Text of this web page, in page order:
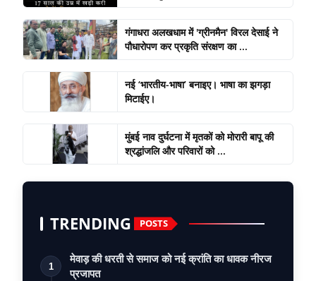
गंगाधरा अलखधाम में 'ग्रीनमैन' विरल देसाई ने
पौधारोपण कर प्रकृति संरक्षण का ...
नई ‘भारतीय-भाषा’ बनाइए। भाषा का झगड़ा
मिटाईए।
मुंबई नाव दुर्घटना में मृतकों को मोरारी बापू की
श्रद्धांजलि और परिवारों को ...
TRENDING POSTS
1
मेवाड़ की धरती से समाज को नई क्रांति का धावक नीरज
प्रजापत